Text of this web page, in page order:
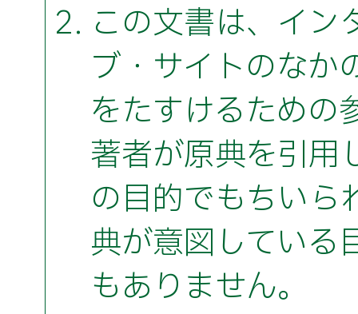
この文書は、イン
ブ・サイトのなか
をたすけるための
著者が原典を引用
の目的でもちいら
典が意図している
もありません。